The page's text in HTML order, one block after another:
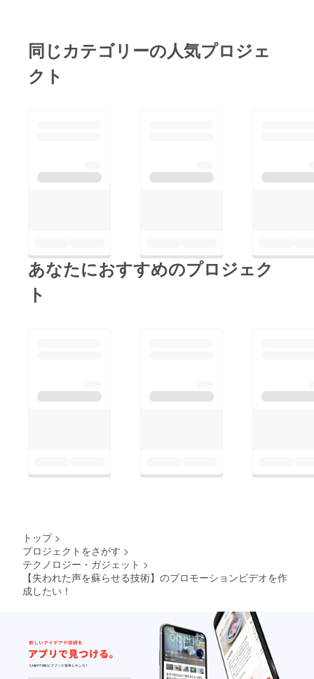
同じカテゴリーの人気プロジェ
クト
あなたにおすすめのプロジェク
ト
トップ >
プロジェクトをさがす >
テクノロジー・ガジェット >
【失われた声を蘇らせる技術】のプロモーションビデオを作
成したい！